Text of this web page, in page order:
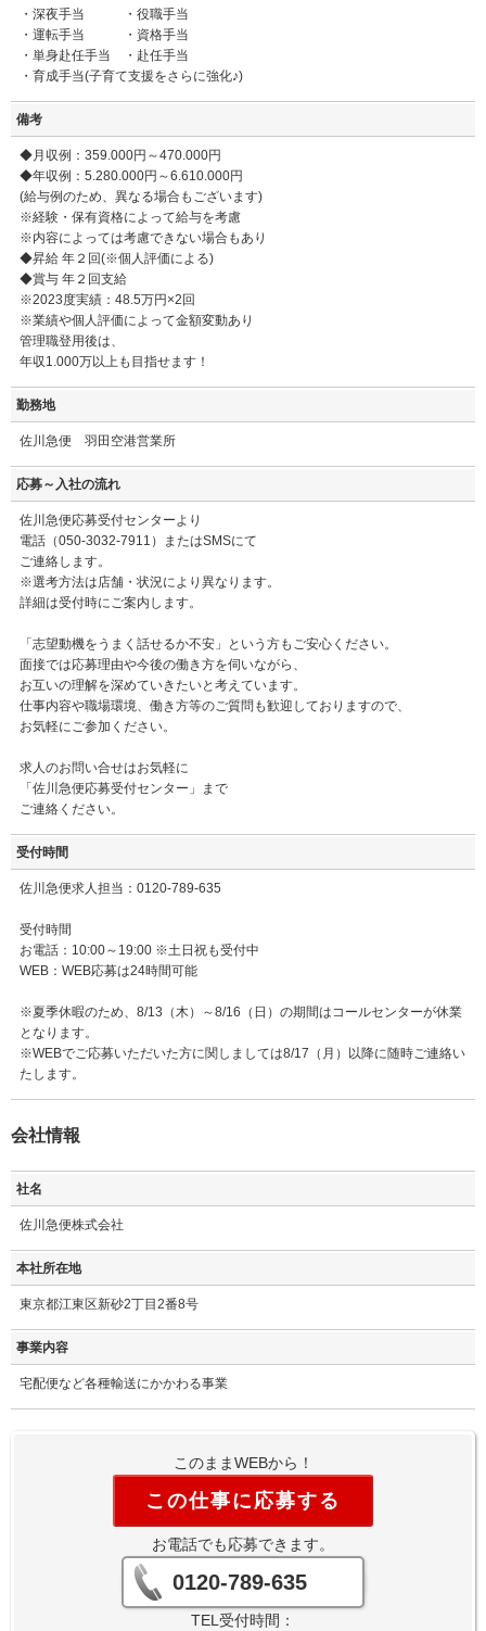
・深夜手当 ・役職手当
・運転手当 ・資格手当
・単身赴任手当 ・赴任手当
・育成手当(子育て支援をさらに強化♪)
備考
◆月収例：359.000円～470.000円
◆年収例：5.280.000円～6.610.000円
(給与例のため、異なる場合もございます)
※経験・保有資格によって給与を考慮
※内容によっては考慮できない場合もあり
◆昇給 年２回(※個人評価による)
◆賞与 年２回支給
※2023度実績：48.5万円×2回
※業績や個人評価によって金額変動あり
管理職登用後は、
年収1.000万以上も目指せます！
勤務地
佐川急便 羽田空港営業所
応募～入社の流れ
佐川急便応募受付センターより
電話（050-3032-7911）またはSMSにて
ご連絡します。
※選考方法は店舗・状況により異なります。
詳細は受付時にご案内します。
「志望動機をうまく話せるか不安」という方もご安心ください。
面接では応募理由や今後の働き方を伺いながら、
お互いの理解を深めていきたいと考えています。
仕事内容や職場環境、働き方等のご質問も歓迎しておりますので、
お気軽にご参加ください。
求人のお問い合せはお気軽に
「佐川急便応募受付センター」まで
ご連絡ください。
受付時間
佐川急便求人担当：0120-789-635
受付時間
お電話：10:00～19:00 ※土日祝も受付中
WEB：WEB応募は24時間可能
※夏季休暇のため、8/13（木）～8/16（日）の期間はコールセンターが休業
となります。
※WEBでご応募いただいた方に関しましては8/17（月）以降に随時ご連絡い
たします。
会社情報
社名
佐川急便株式会社
本社所在地
東京都江東区新砂2丁目2番8号
事業内容
宅配便など各種輸送にかかわる事業
このままWEBから！
この仕事に応募する
お電話でも応募できます。
0120-789-635
TEL受付時間：